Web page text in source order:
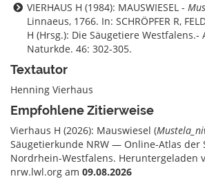
VIERHAUS H (1984): MAUSWIESEL -
Linnaeus, 1766. In: SCHRÖPFER R,
H (Hrsg.): Die Säugetiere Westfalens.-
Naturkde. 46: 302-305.
Textautor
Henning Vierhaus
Empfohlene Zitierweise
Vierhaus H (2026): Mauswiesel (
Säugetierkunde NRW — Online-Atlas der
Nordrhein-Westfalens. Heruntergeladen
nrw.lwl.org am 09.08.2026